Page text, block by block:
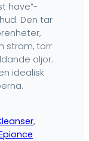
have”-
Den tar
stram, torr
oljor.
idealisk
,